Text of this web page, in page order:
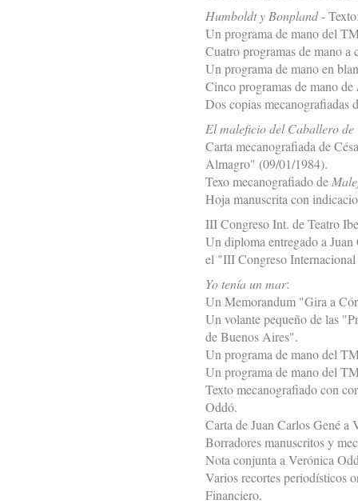
Humboldt y Bonpland-
Un programa de mano del
Cuatro programas de mano a
Un programa de mano en
Cinco programas de mano de
Dos copias mecanografiadas
El maleficio del Caballero de
Carta mecanografiada de
Almagro" (09/01/1984).
Texo mecanografiado de
Hoja manuscrita con
III Congreso Int. de Teatro
Un diploma entregado a
el "III Congreso
Yo tenía un mar:
Un Memorandum "Gira a
Un volante pequeño de las
de Buenos Aires".
Un programa de mano del
Un programa de mano del
Texto mecanografiado con
Oddó.
Carta de Juan Carlos Gené a
Borradores manuscritos y
Nota conjunta a Verónica
Varios recortes periodísticos
Financiero.